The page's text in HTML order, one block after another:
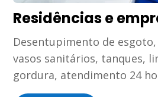
Residências e
Desentupimento de
vasos sanitários, tanques,
gordura, atendimento 24